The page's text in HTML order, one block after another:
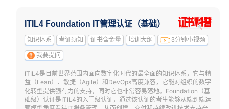
ITIL4 Foundation IT管理认证（基础）
知识体系 考证须知 证书含金量 培训大纲 3分钟小视频
我要提问
ITIL4是目前世界范围内面向数字化时代的最全面的知识体系，它与精
益（Lean）、敏捷（Agile）和DevOps高度兼容，它能对组织的数字
化转型提供强有力的支持，同时它也非常容易落地。Foundation（基
础级）认证是ITIL4的入门级认证，通过该认证的考生能够从端到端运